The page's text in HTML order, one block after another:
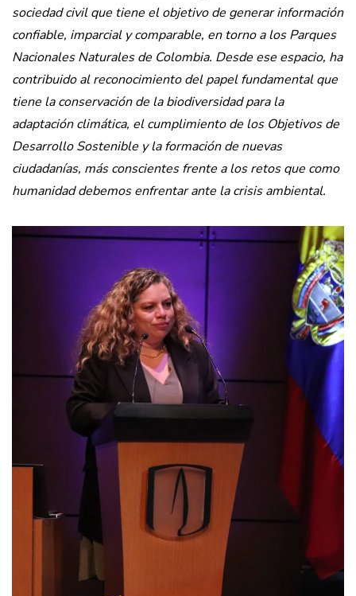
sociedad civil que tiene el objetivo de generar información
confiable, imparcial y comparable, en torno a los Parques
Nacionales Naturales de Colombia. Desde ese espacio, ha
contribuido al reconocimiento del papel fundamental que
tiene la conservación de la biodiversidad para la
adaptación climática, el cumplimiento de los Objetivos de
Desarrollo Sostenible y la formación de nuevas
ciudadanías, más conscientes frente a los retos que como
humanidad debemos enfrentar ante la crisis ambiental.